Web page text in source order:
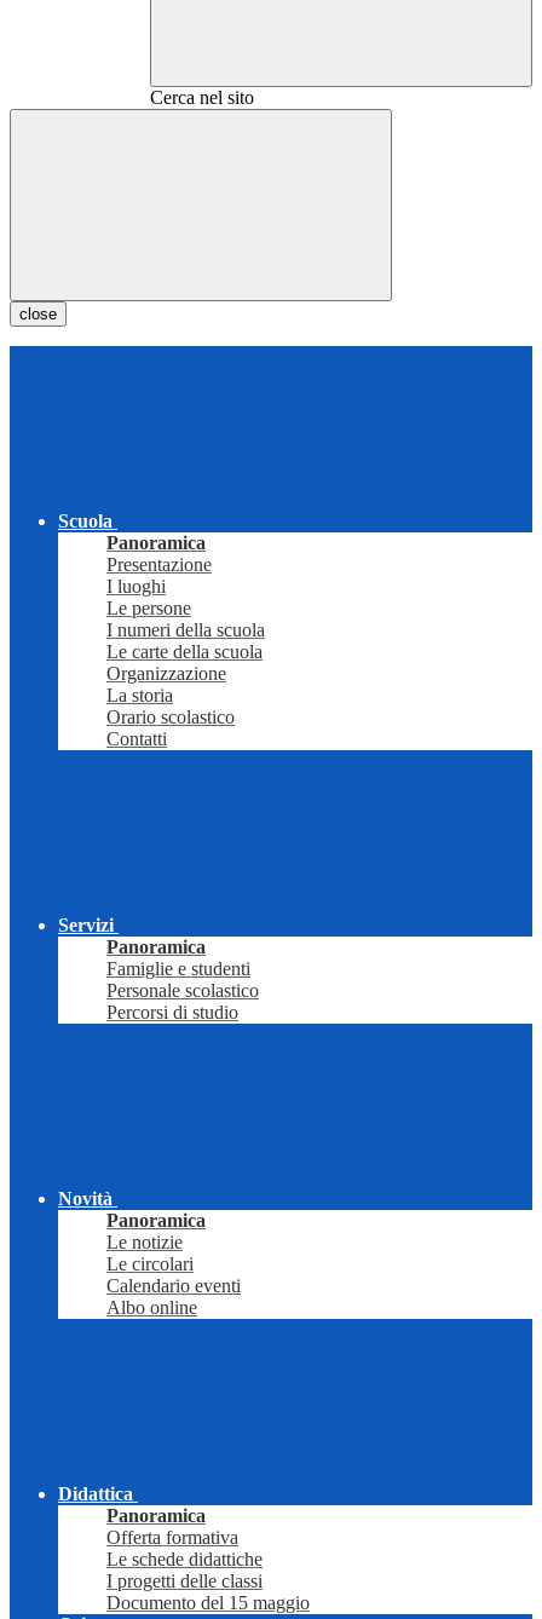
Cerca nel sito
close
Scuola
Panoramica
Presentazione
I luoghi
Le persone
I numeri della scuola
Le carte della scuola
Organizzazione
La storia
Orario scolastico
Contatti
Servizi
Panoramica
Famiglie e studenti
Personale scolastico
Percorsi di studio
Novità
Panoramica
Le notizie
Le circolari
Calendario eventi
Albo online
Didattica
Panoramica
Offerta formativa
Le schede didattiche
I progetti delle classi
Documento del 15 maggio